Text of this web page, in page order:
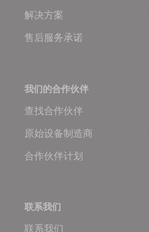
解决方案
售后服务承诺
我们的合作伙伴
查找合作伙伴
原始设备制造商
合作伙伴计划
联系我们
联系我们